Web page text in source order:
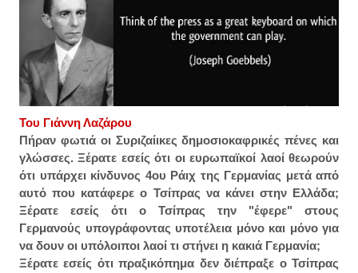
Του Γιάννη Λαζάρου
Πήραν φωτιά οι Συριζαίικες δημοσιοκαφρικές πένες και
γλώσσες. Ξέρατε εσείς ότι οι ευρωπαϊκοί λαοί θεωρούν
ότι υπάρχει κίνδυνος 4ου Ράιχ της Γερμανίας μετά από
αυτό που κατάφερε ο Τσίπρας να κάνει στην Ελλάδα;
Ξέρατε εσείς ότι ο Τσίπρας την "έφερε" στους
Γερμανούς υπογράφοντας υποτέλεια μόνο και μόνο για
να δουν οι υπόλοιποι λαοί τι στήνει η κακιά Γερμανία;
Ξέρατε εσείς ότι πραξικόπημα δεν διέπραξε ο Τσίπρας